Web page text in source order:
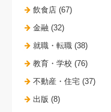
飲食店 (67)
金融 (32)
就職・転職 (38)
教育・学校 (76)
不動産・住宅 (37)
出版 (8)